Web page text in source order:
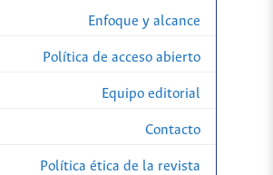
Enfoque y alcance
Política de acceso abierto
Equipo editorial
Contacto
Política ética de la revista